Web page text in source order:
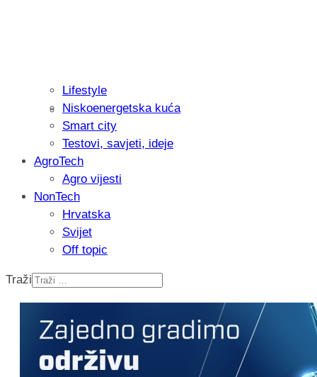
Isprobali smo: Thermostar
Recenzija: Einhell Professional CP-
nikada prije
Lifestyle
Niskoenergetska kuća
Smart city
Testovi, savjeti, ideje
AgroTech
Agro vijesti
NonTech
Hrvatska
Svijet
Off topic
Traži